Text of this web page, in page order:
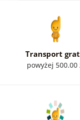
Transport
powyżej 500.00